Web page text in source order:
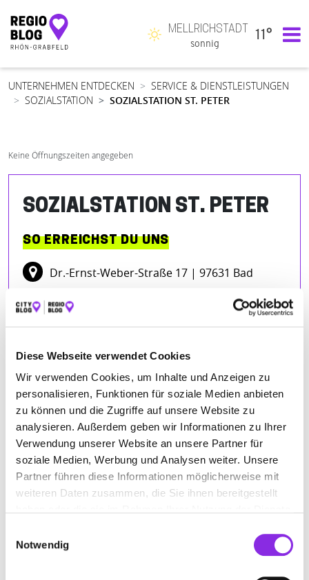
Diese Webseite verwendet Cookies
Wir verwenden Cookies, um Inhalte und Anzeigen zu
personalisieren, Funktionen für soziale Medien anbieten
zu können und die Zugriffe auf unsere Website zu
analysieren. Außerdem geben wir Informationen zu Ihrer
Verwendung unserer Website an unsere Partner für
soziale Medien, Werbung und Analysen weiter. Unsere
Partner führen diese Informationen möglicherweise mit
weiteren Daten zusammen, die Sie ihnen bereitgestellt
Notwendig
Hauptnavigation
MELLRICHSTADT
sonnig
11°
UNTERNEHMEN ENTDECKEN
SERVICE & DIENSTLEISTUNGEN
SOZIALSTATION
SOZIALSTATION ST. PETER
Keine Öffnungszeiten angegeben
SOZIALSTATION ST. PETER
SO ERREICHST DU UNS
Dr.-Ernst-Weber-Straße 17 | 97631 Bad
ANFAHRT
die Statistik und Marketing Cookies